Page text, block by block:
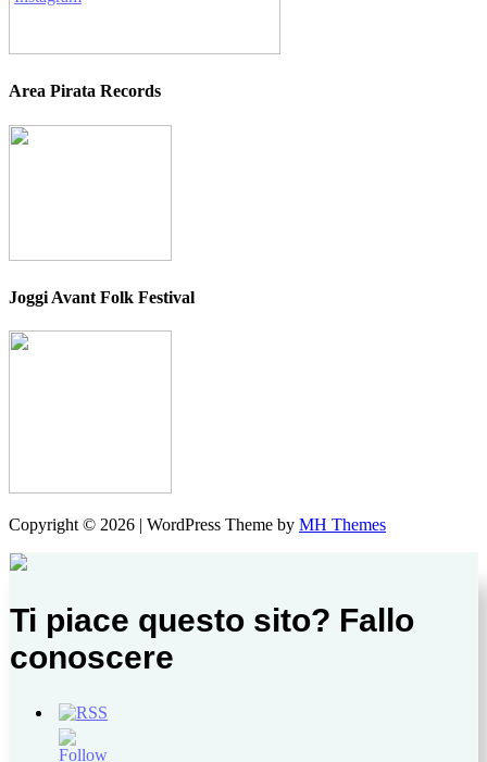
Area Pirata Records
Joggi Avant Folk Festival
Copyright © 2026 | WordPress Theme by MH Themes
Ti piace questo sito? Fallo
conoscere